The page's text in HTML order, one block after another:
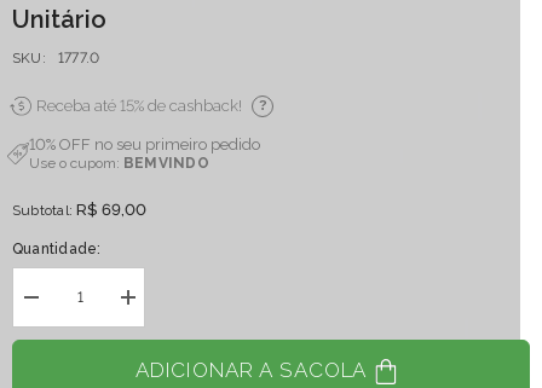
Unitário
SKU: 1777.0
Receba até 15% de cashback! ?
10% OFF no seu primeiro pedido
Use o cupom: BEMVINDO
Subtotal: R$ 69,00
Quantidade:
Diminuir
quantidade
para
Aumentar
quantidade
para
Porta
Copos
ADICIONAR A SACOLA